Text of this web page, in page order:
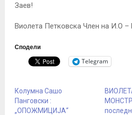
Заев!
Виолета Петковска Член на И.О –
Сподели
Telegram
Колумна Сашо
Панговски :
„ОПОЖМИЦИЈА“